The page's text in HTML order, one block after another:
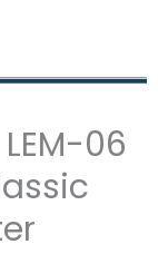
06